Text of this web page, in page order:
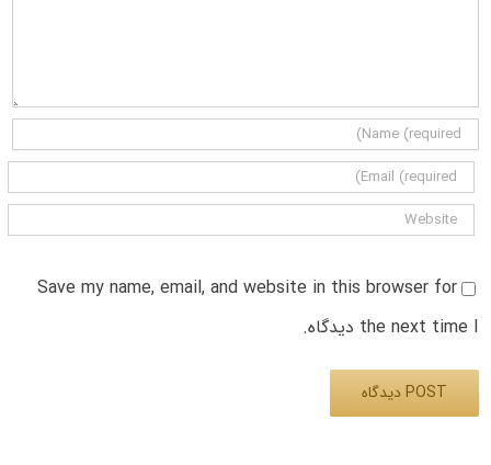
Save my name, email, and website in this browser for
the next time I دیدگاه.